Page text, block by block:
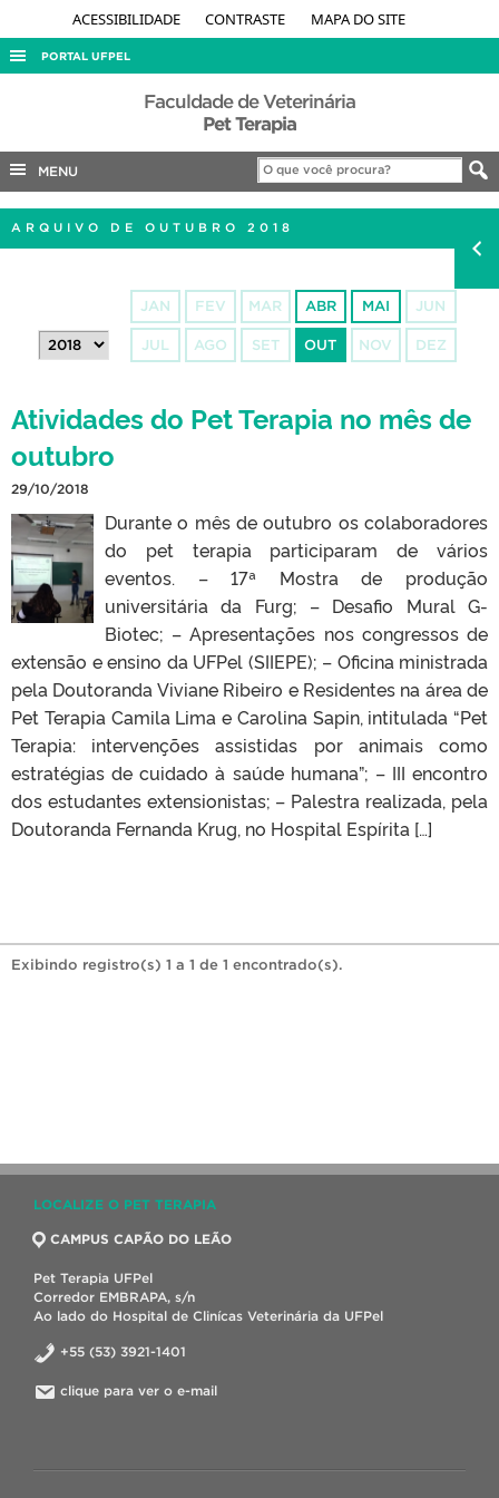
ACESSIBILIDADE CONTRASTE MAPA DO SITE
PORTAL UFPEL
ACESSO À INFORMAÇÃO
COBALTO
CONCURSOS
PORTARIAS
Faculdade de Veterinária
Pet Terapia
MENU
ARQUIVO DE OUTUBRO 2018
JAN FEV MAR ABR MAI JUN
JUL AGO SET OUT NOV DEZ
Atividades do Pet Terapia no mês de
outubro
29/10/2018
Durante o mês de outubro os colaboradores
do pet terapia participaram de vários
eventos. – 17ª Mostra de produção
universitária da Furg; – Desafio Mural G-
Biotec; – Apresentações nos congressos de
extensão e ensino da UFPel (SIIEPE); – Oficina ministrada
pela Doutoranda Viviane Ribeiro e Residentes na área de
Pet Terapia Camila Lima e Carolina Sapin, intitulada “Pet
Terapia: intervenções assistidas por animais como
estratégias de cuidado à saúde humana”; – III encontro
dos estudantes extensionistas; – Palestra realizada, pela
Doutoranda Fernanda Krug, no Hospital Espírita […]
Exibindo registro(s) 1 a 1 de 1 encontrado(s).
LOCALIZE O PET TERAPIA
CAMPUS CAPÃO DO LEÃO
Pet Terapia UFPel
Corredor EMBRAPA, s/n
Ao lado do Hospital de Clinícas Veterinária da UFPel
+55 (53) 3921-1401
clique para ver o e-mail